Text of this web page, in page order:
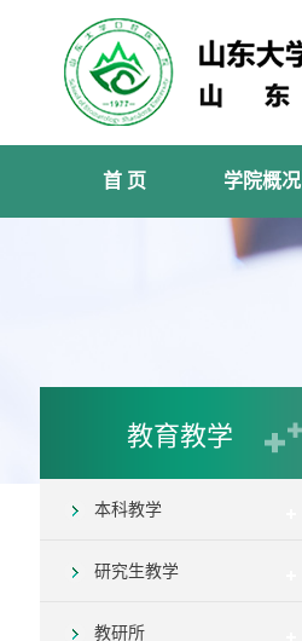
首 页 学院概况
教育教学
本科教学
研究生教学
教研所